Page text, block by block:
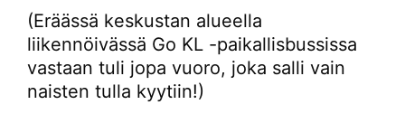
(Eräässä keskustan alueella
liikennöivässä Go KL -paikallisbussissa
vastaan tuli jopa vuoro, joka salli vain
naisten tulla kyytiin!)